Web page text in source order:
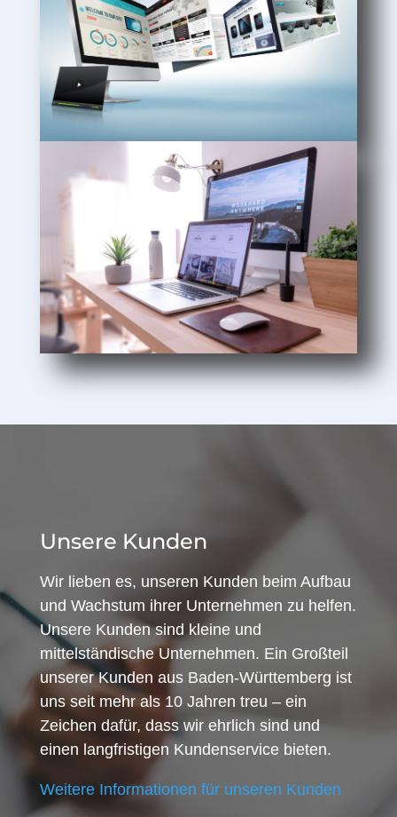
Unsere Kunden
Wir lieben es, unseren Kunden beim Aufbau
und Wachstum ihrer Unternehmen zu helfen.
Unsere Kunden sind kleine und
mittelständische Unternehmen. Ein Großteil
unserer Kunden aus Baden-Württemberg ist
uns seit mehr als 10 Jahren treu – ein
Zeichen dafür, dass wir ehrlich sind und
einen langfristigen Kundenservice bieten.
Weitere Informationen für unseren Kunden